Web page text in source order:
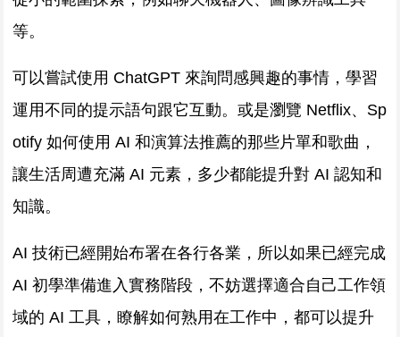
等。
可以嘗試使用 ChatGPT 來詢問感興趣的事情，學習
運用不同的提示語句跟它互動。或是瀏覽 Netflix、Sp
otify 如何使用 AI 和演算法推薦的那些片單和歌曲，
讓生活周遭充滿 AI 元素，多少都能提升對 AI 認知和
知識。
AI 技術已經開始布署在各行各業，所以如果已經完成
AI 初學準備進入實務階段，不妨選擇適合自己工作領
域的 AI 工具，瞭解如何熟用在工作中，都可以提升